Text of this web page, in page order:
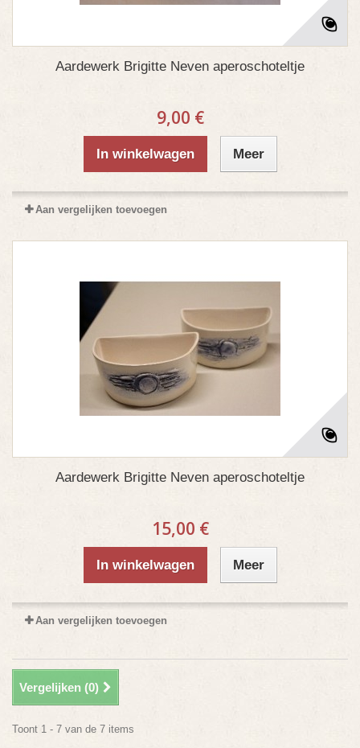
Aardewerk Brigitte Neven aperoschoteltje
9,00 €
In winkelwagen Meer
Aan vergelijken toevoegen
Aardewerk Brigitte Neven aperoschoteltje
15,00 €
In winkelwagen Meer
Aan vergelijken toevoegen
Vergelijken (0)
Toont 1 - 7 van de 7 items